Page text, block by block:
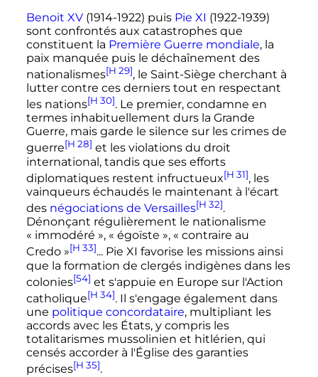
Benoit XV(1914-1922) puis Pie XI (1922-1939)
sont confrontés aux catastrophes que
constituent la Première Guerre mondiale, la
paix manquée puis le déchaînement des
nationalismes[H 29], le Saint-Siège cherchant à
lutter contre ces derniers tout en respectant
les nations[H 30]. Le premier, condamne en
termes inhabituellement durs la Grande
Guerre, mais garde le silence sur les crimes de
guerre[H 28] et les violations du droit
international, tandis que ses efforts
diplomatiques restent infructueux[H 31], les
vainqueurs échaudés le maintenant à l'écart
des négociations de Versailles[H 32].
Dénonçant régulièrement le nationalisme
« immodéré », « égoïste », « contraire au
Credo »[H 33]... Pie XI favorise les missions ainsi
que la formation de clergés indigènes dans les
colonies[54] et s'appuie en Europe sur l'Action
catholique[H 34]. Il s'engage également dans
une politique concordataire, multipliant les
accords avec les États, y compris les
totalitarismes mussolinien et hitlérien, qui
censés accorder à l'Église des garanties
précises[H 35].